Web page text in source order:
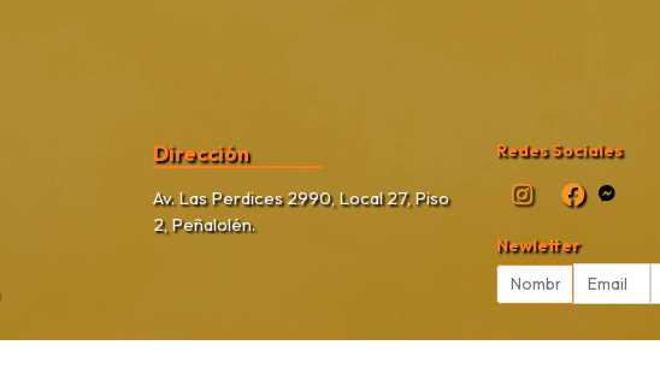
Dirección
Av. Las Perdices 2990, Local 27, Piso
2, Peñalolén.
Redes Sociales
Newletter